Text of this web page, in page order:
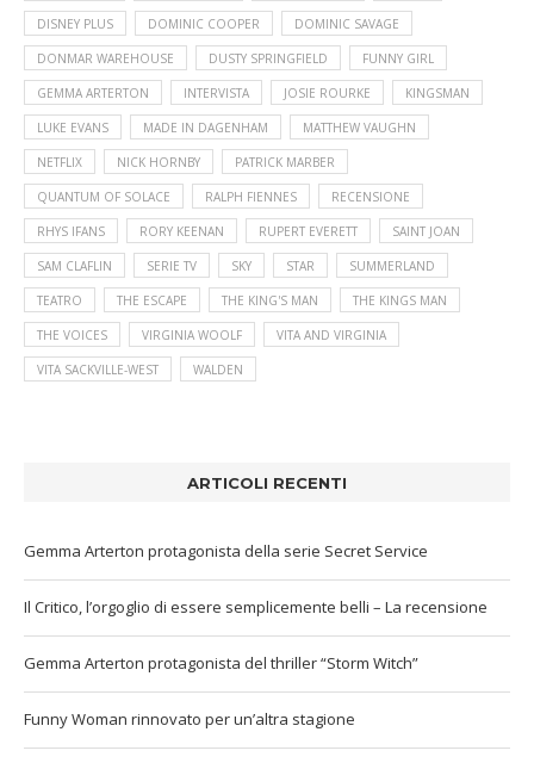
DISNEY PLUS DOMINIC COOPER DOMINIC SAVAGE
DONMAR WAREHOUSE DUSTY SPRINGFIELD FUNNY GIRL
GEMMA ARTERTON INTERVISTA JOSIE ROURKE KINGSMAN
LUKE EVANS MADE IN DAGENHAM MATTHEW VAUGHN
NETFLIX NICK HORNBY PATRICK MARBER
QUANTUM OF SOLACE RALPH FIENNES RECENSIONE
RHYS IFANS RORY KEENAN RUPERT EVERETT SAINT JOAN
SAM CLAFLIN SERIE TV SKY STAR SUMMERLAND
TEATRO THE ESCAPE THE KING'S MAN THE KINGS MAN
THE VOICES VIRGINIA WOOLF VITA AND VIRGINIA
VITA SACKVILLE-WEST WALDEN
ARTICOLI RECENTI
Gemma Arterton protagonista della serie Secret Service
Il Critico, l’orgoglio di essere semplicemente belli – La recensione
Gemma Arterton protagonista del thriller “Storm Witch”
Funny Woman rinnovato per un’altra stagione